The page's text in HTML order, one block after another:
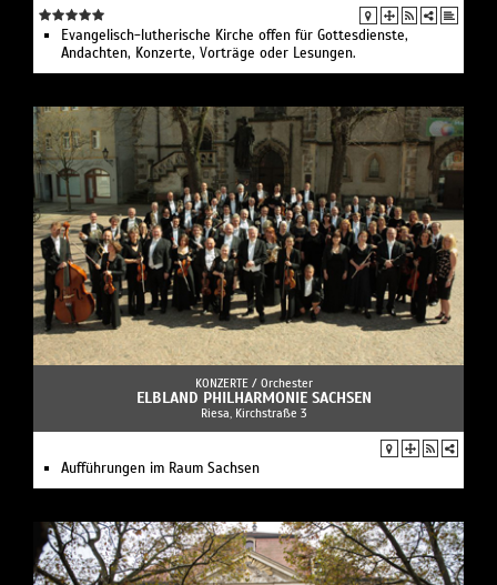
Evangelisch-lutherische Kirche offen für Gottesdienste,
Andachten, Konzerte, Vorträge oder Lesungen.
KONZERTE / Orchester
ELBLAND PHILHARMONIE SACHSEN
Riesa, Kirchstraße 3
Aufführungen im Raum Sachsen